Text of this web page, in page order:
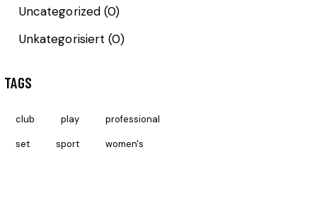
Uncategorized (0)
Unkategorisiert (0)
TAGS
club play professional
set sport women's